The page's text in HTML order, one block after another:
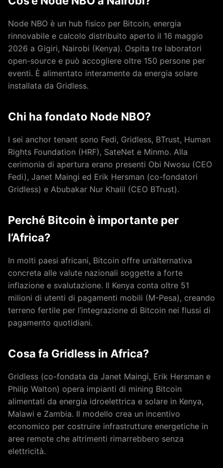
Node NBO è un hub fisico per Bitcoin, energia
rinnovabile e calcolo distribuito aperto il 16 maggio
2026 a Gigiri, Nairobi (Kenya). Ospita tre laboratori
open-source e può accogliere oltre 150 persone per
eventi. È alimentato interamente da energia solare
installata da Gridless.
Chi ha fondato Node NBO?
I sei anchor tenant sono Fedi, Gridless, BTrust, Human
Rights Foundation (HRF), SateNet e Minmo. Alla
cerimonia di apertura erano presenti Obi Nwosu (CEO
Fedi), Janet Maingi ed Erik Hersman (co-fondatori
Gridless) e Abubakar Nur Khalil (CEO BTrust).
Perché Bitcoin è importante per
l’Africa?
In molti paesi africani, Bitcoin offre un’alternativa
concreta alle valute nazionali soggette a forte
inflazione e svalutazione. Il Kenya conta oltre 51
milioni di utenti di pagamenti mobili (M-Pesa), creando
terreno fertile per l’integrazione di Bitcoin nei flussi di
pagamento quotidiani.
Cosa fa Gridless in Africa?
Gridless (co-fondata da Janet Maingi, Erik Hersman e
Philip Walton) opera impianti di mining Bitcoin
alimentati da energia idroelettrica e solare in Kenya,
Malawi e Zambia. Il modello crea un incentivo
economico per costruire infrastrutture energetiche in
aree remote che altrimenti rimarrebbero senza
elettricità.